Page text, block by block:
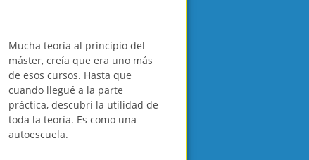
Mucha teoría al principio del
máster, creía que era uno más
de esos cursos. Hasta que
cuando llegué a la parte
práctica, descubrí la utilidad de
toda la teoría. Es como una
autoescuela.